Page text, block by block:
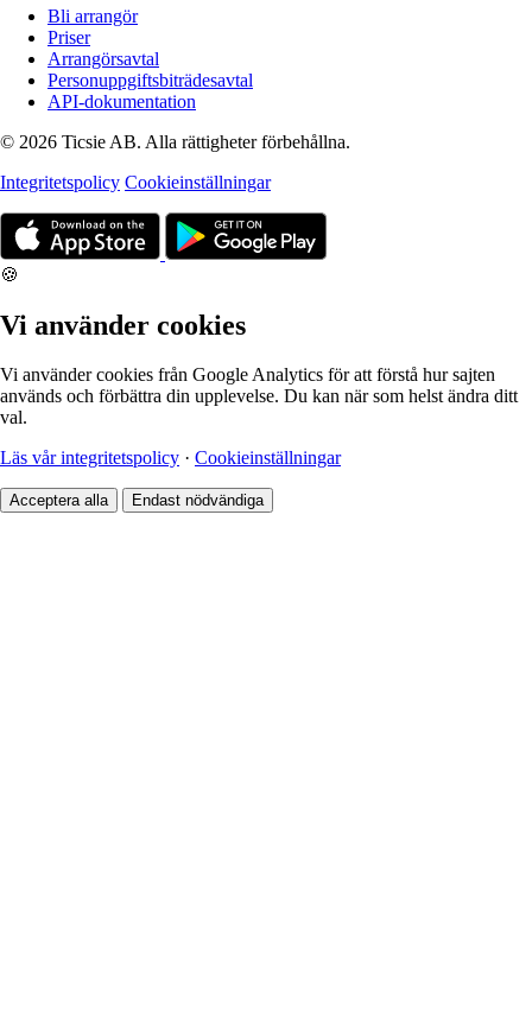
Bli arrangör
Priser
Arrangörsavtal
Personuppgiftsbiträdesavtal
API-dokumentation
© 2026 Ticsie AB. Alla rättigheter förbehållna.
Integritetspolicy Cookieinställningar
🍪
Vi använder cookies
Vi använder cookies från Google Analytics för att förstå hur sajten
används och förbättra din upplevelse. Du kan när som helst ändra ditt
val.
Läs vår integritetspolicy · Cookieinställningar
Acceptera alla Endast nödvändiga